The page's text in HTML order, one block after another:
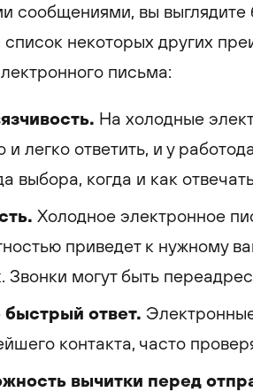
сообщениями, вы
список некоторых других
письма:
На холодные
и легко ответить, и у
выбора, когда и как
Холодное электронное
приведет к нужному
Звонки могут быть
ответ.
контакта, часто
вычитки перед